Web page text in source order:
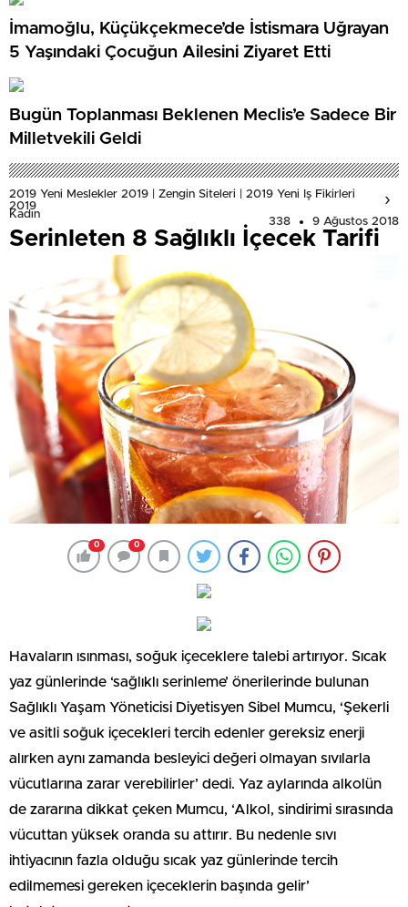
İmamoğlu, Küçükçekmece’de İstismara Uğrayan
5 Yaşındaki Çocuğun Ailesini Ziyaret Etti
Bugün Toplanması Beklenen Meclis’e Sadece Bir
Milletvekili Geldi
2019 Yeni Meslekler 2019 | Zengin Siteleri | 2019 Yeni Iş Fikirleri
2019
Kadın
338 9 Ağustos 2018
Serinleten 8 Sağlıklı İçecek Tarifi
0 0
Havaların ısınması, soğuk içeceklere talebi artırıyor. Sıcak
yaz günlerinde ‘sağlıklı serinleme’ önerilerinde bulunan
Sağlıklı Yaşam Yöneticisi Diyetisyen Sibel Mumcu, ‘Şekerli
ve asitli soğuk içecekleri tercih edenler gereksiz enerji
alırken aynı zamanda besleyici değeri olmayan sıvılarla
vücutlarına zarar verebilirler’ dedi. Yaz aylarında alkolün
de zararına dikkat çeken Mumcu, ‘Alkol, sindirimi sırasında
vücuttan yüksek oranda su attırır. Bu nedenle sıvı
ihtiyacının fazla olduğu sıcak yaz günlerinde tercih
edilmemesi gereken içeceklerin başında gelir’